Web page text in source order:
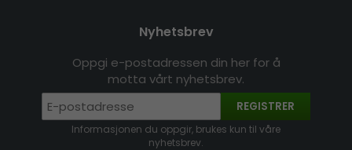
Nyhetsbrev
Oppgi e-postadressen din her for å
motta vårt nyhetsbrev.
REGISTRER
Informasjonen du oppgir, brukes kun til våre
nyhetsbrev.